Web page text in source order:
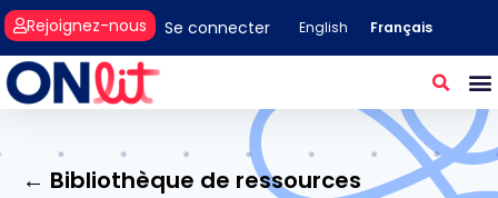
Se connecter
Rejoignez-nous English Français
← Bibliothèque de ressources